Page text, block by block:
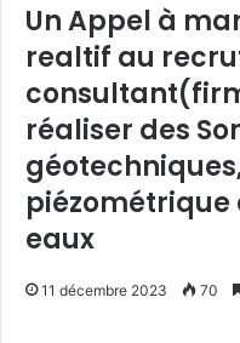
Un Appel à
realtif au
réaliser des
piézométrique
eaux
11 décembre 2023 70